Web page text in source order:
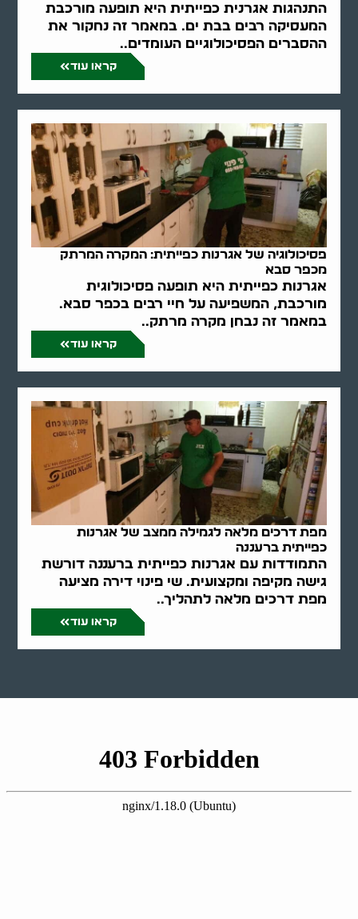
התנהגות אגרנית כפייתית היא תופעה מורכבת
המעסיקה רבים בבת ים. במאמר זה נחקור את
ההסברים הפסיכולוגיים העומדים..
קראו עוד
פסיכולוגיה של אגרנות כפייתית: המקרה המרתק
מכפר סבא
אגרנות כפייתית היא תופעה פסיכולוגית
מורכבת, המשפיעה על חיי רבים בכפר סבא.
במאמר זה נבחן מקרה מרתק..
קראו עוד
מפת דרכים מלאה לגמילה ממצב של אגרנות
כפייתית ברעננה
התמודדות עם אגרנות כפייתית ברעננה דורשת
גישה מקיפה ומקצועית. שי פינוי דירה מציעה
מפת דרכים מלאה לתהליך..
קראו עוד